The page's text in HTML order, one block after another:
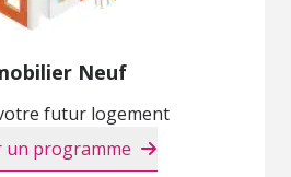
Neuf
futur logement
un programme